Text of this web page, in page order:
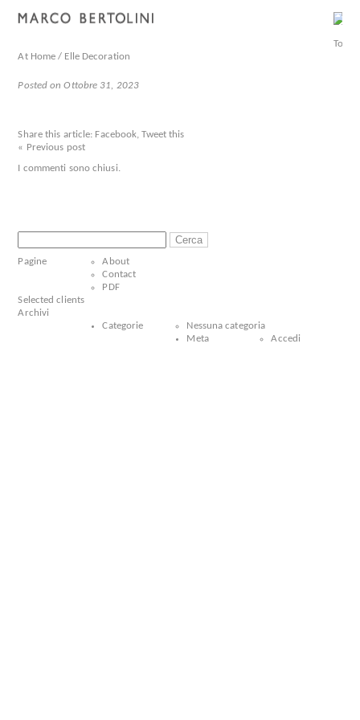
At Home / Elle Decoration
Posted on Ottobre 31, 2023
Share this article: Facebook,Tweet this
« Previous post
I commenti sono chiusi.
per:
Pagine
About
Contact
PDF
Selected clients
Archivi
Categorie
Nessuna categoria
Meta
Accedi